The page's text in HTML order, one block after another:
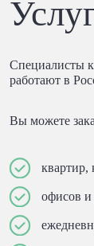
Специалисты
работают в
Вы можете
квартир,
офисов